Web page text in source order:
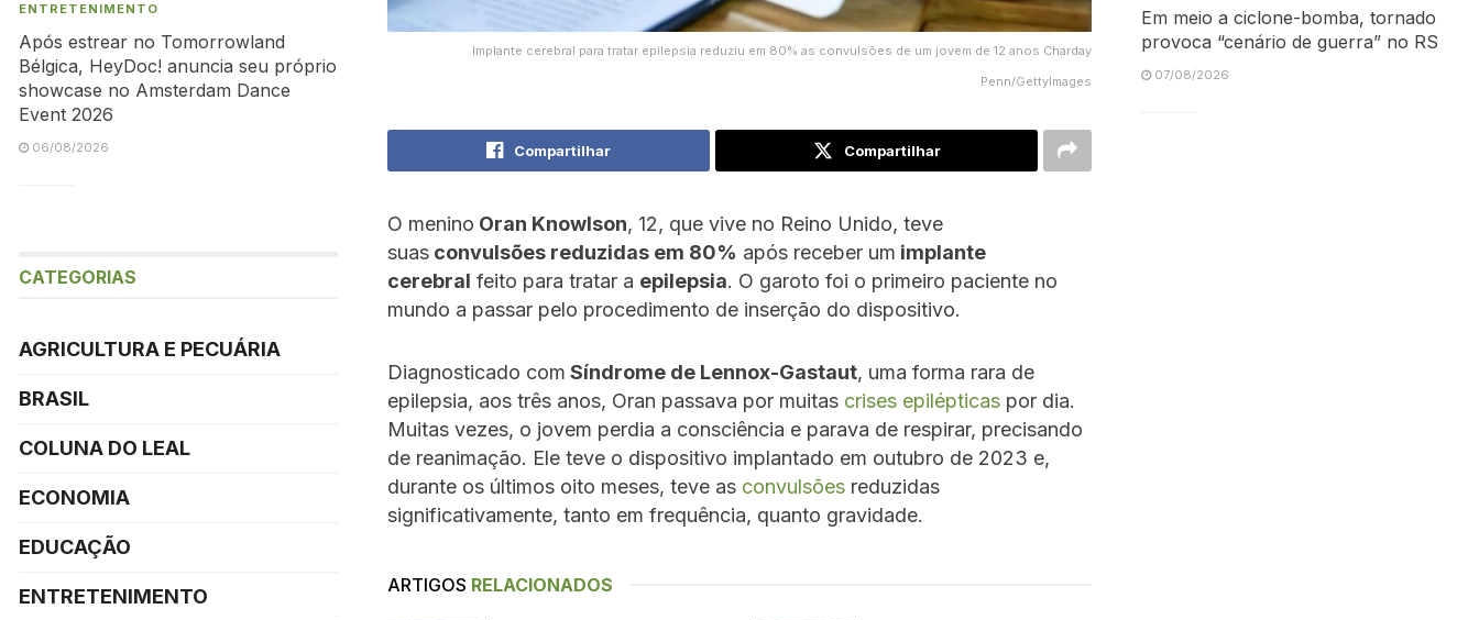
Implante cerebral para tratar epilepsia reduziu em 80% as convulsões de um jovem de 12 anos Charday
Penn/GettyImages
Compartilhar Compartilhar
O menino Oran Knowlson, 12, que vive no Reino Unido, teve
suas convulsões reduzidas em 80% após receber um implante
cerebral feito para tratar a epilepsia. O garoto foi o primeiro paciente no
mundo a passar pelo procedimento de inserção do dispositivo.
Diagnosticado com Síndrome de Lennox-Gastaut, uma forma rara de
epilepsia, aos três anos, Oran passava por muitas crises epilépticas por dia.
Muitas vezes, o jovem perdia a consciência e parava de respirar, precisando
de reanimação. Ele teve o dispositivo implantado em outubro de 2023 e,
durante os últimos oito meses, teve as convulsões reduzidas
significativamente, tanto em frequência, quanto gravidade.
ARTIGOS RELACIONADOS
ENTRETENIMENTO
Após estrear no Tomorrowland
Bélgica, HeyDoc! anuncia seu próprio
showcase no Amsterdam Dance
Event 2026
06/08/2026
CATEGORIAS
AGRICULTURA E PECUÁRIA
BRASIL
COLUNA DO LEAL
ECONOMIA
EDUCAÇÃO
ENTRETENIMENTO
Em meio a ciclone-bomba, tornado
provoca “cenário de guerra” no RS
07/08/2026